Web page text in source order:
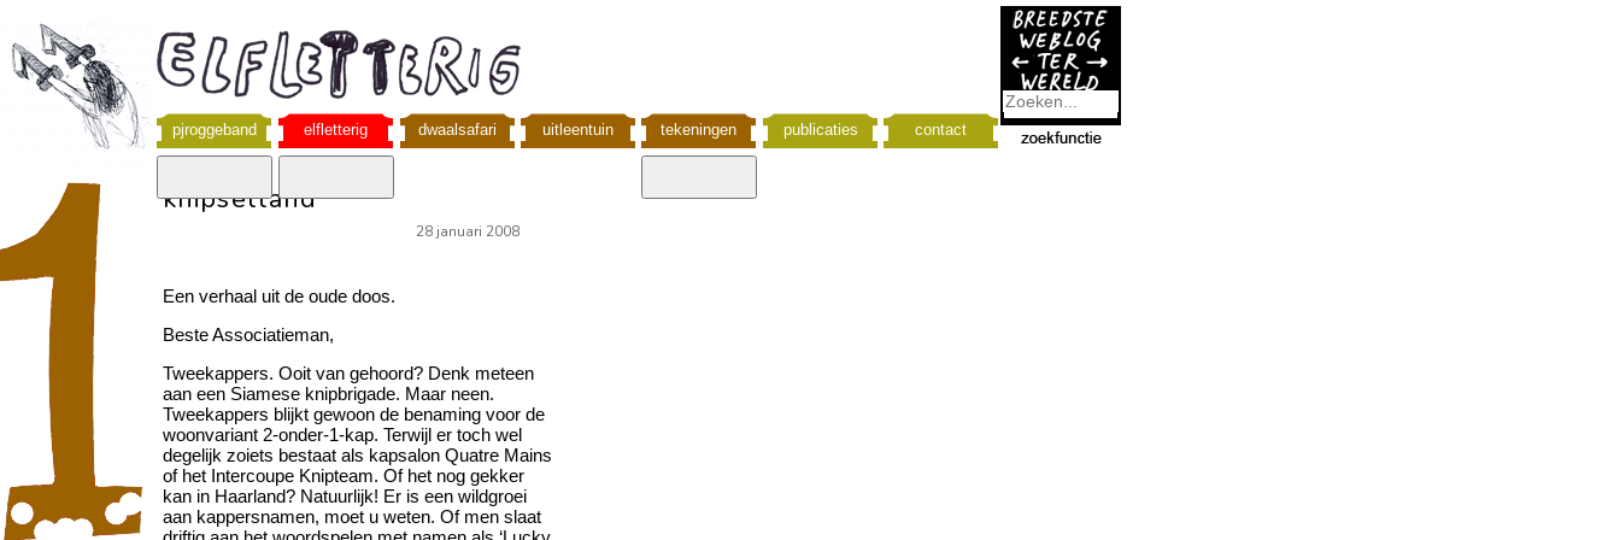
pjroggeband elfletterig dwaalsafari uitleentuin tekeningen publicaties contact
knipselland
28 januari 2008
Een verhaal uit de oude doos.
Beste Associatieman,
Tweekappers. Ooit van gehoord? Denk meteen
aan een Siamese knipbrigade. Maar neen.
Tweekappers blijkt gewoon de benaming voor de
woonvariant 2-onder-1-kap. Terwijl er toch wel
degelijk zoiets bestaat als kapsalon Quatre Mains
of het Intercoupe Knipteam. Of het nog gekker
kan in Haarland? Natuurlijk! Er is een wildgroei
aan kappersnamen, moet u weten. Of men slaat